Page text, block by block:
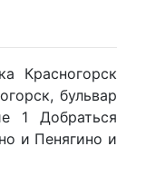
Красногорск
бульвар
1 Добраться
и Пенягино и